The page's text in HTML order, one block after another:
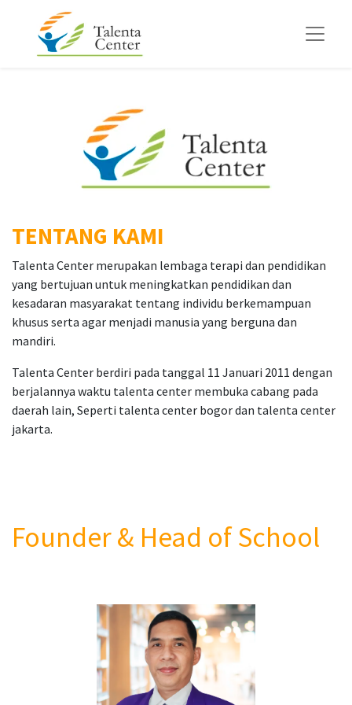
TENTANG KAMI
Talenta Center merupakan lembaga terapi dan pendidikan
yang bertujuan untuk meningkatkan pendidikan dan
kesadaran masyarakat tentang individu berkemampuan
khusus serta agar menjadi manusia yang berguna dan
mandiri.
Talenta Center berdiri pada tanggal 11 Januari 2011 dengan
berjalannya waktu talenta center membuka cabang pada
daerah lain, Seperti talenta center bogor dan talenta center
jakarta.
Founder & Head of School